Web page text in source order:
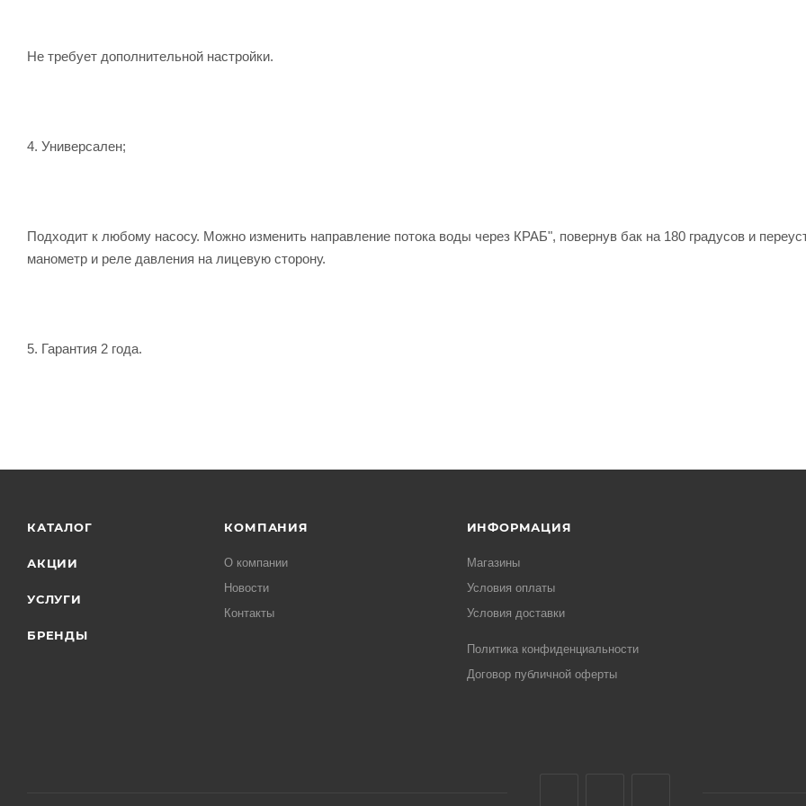
Не требует дополнительной настройки.
4. Универсален;
Подходит к любому насосу. Можно изменить направление потока воды через КРАБ", повернув бак на 180 градусов и
манометр и реле давления на лицевую сторону.
5. Гарантия 2 года.
КАТАЛОГ
АКЦИИ
УСЛУГИ
БРЕНДЫ
КОМПАНИЯ
О компании
Новости
Контакты
ИНФОРМАЦИЯ
Магазины
Условия оплаты
Условия доставки
Политика конфиденциальности
Договор публичной оферты